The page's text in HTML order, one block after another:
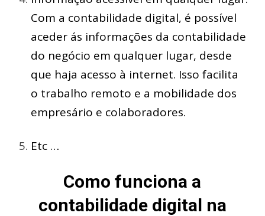
Com a contabilidade digital, é possível
aceder ás informações da contabilidade
do negócio em qualquer lugar, desde
que haja acesso à internet. Isso facilita
o trabalho remoto e a mobilidade dos
empresário e colaboradores.
Etc …
Como funciona a
contabilidade digital na